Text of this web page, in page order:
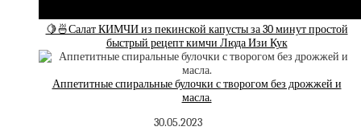
🍋🍜Салат КИМЧИ из пекинской капусты за 30 минут простой
быстрый рецепт кимчи Люда Изи Кук
Аппетитные спиральные булочки с творогом без дрожжей и
масла.
30.05.2023